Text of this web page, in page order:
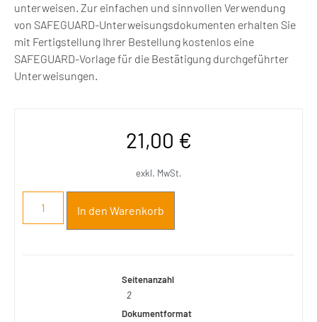
unterweisen. Zur einfachen und sinnvollen Verwendung
von SAFEGUARD-Unterweisungsdokumenten erhalten Sie
mit Fertigstellung Ihrer Bestellung kostenlos eine
SAFEGUARD-Vorlage für die Bestätigung durchgeführter
Unterweisungen.
21,00 €
exkl. MwSt.
In den Warenkorb
Seitenanzahl
2
Dokumentformat